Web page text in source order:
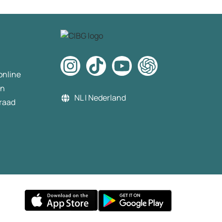
en hoe op te lossen. Ik
als antwoord mijn
te annuleren en dan
een externe partner en
eventuele technische
problemen opgelost
NL | Nederland